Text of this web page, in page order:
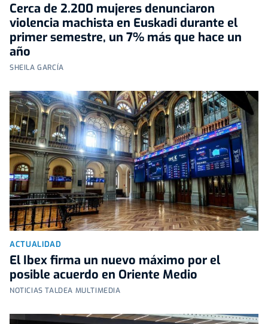
Cerca de 2.200 mujeres denunciaron
violencia machista en Euskadi durante el
primer semestre, un 7% más que hace un
año
SHEILA GARCÍA
ACTUALIDAD
El Ibex firma un nuevo máximo por el
posible acuerdo en Oriente Medio
NOTICIAS TALDEA MULTIMEDIA